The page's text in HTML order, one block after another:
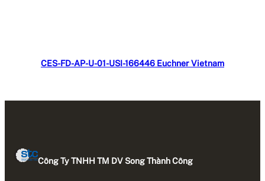
Đọc tiếp
CES-FD-AP-U-01-USI-166446 Euchner Vietnam
Công Ty TNHH TM DV Song Thành Công